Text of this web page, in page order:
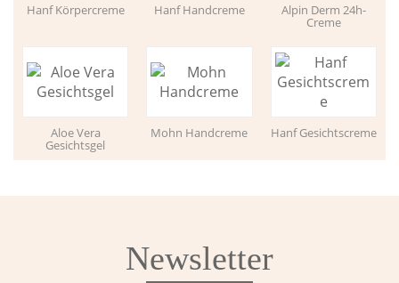
Hanf Körpercreme Hanf Handcreme Alpin Derm 24h-
Creme
Aloe Vera
Gesichtsgel
Mohn Handcreme Hanf Gesichtscreme
Newsletter